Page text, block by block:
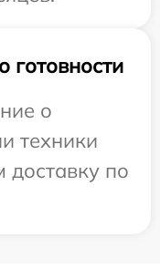
о
техники
доставку по